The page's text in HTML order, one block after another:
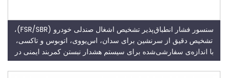
سنسور فشار انطباق‌پذیر تشخیص اشغال صندلی خودرو (FSR/SBR)،
تشخیص دقیق از سرنشین برای سدان، اس‌یو‌وی، اتوبوس و تاکسی،
با اندازه‌ی سفارشی‌شده برای سیستم هشدار نبستن کمربند ایمنی در
صندلی‌های جلو و عقب